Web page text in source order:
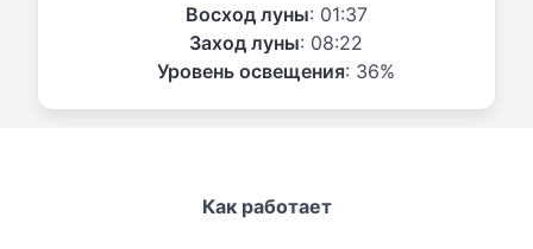
Восход луны: 01:37
Заход луны: 08:22
Уровень освещения: 36%
Как работает